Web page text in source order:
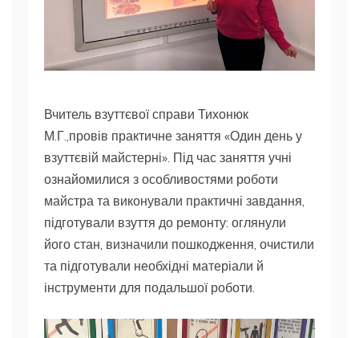
Вчитель взуттєвої справи Тихонюк
М.Г.,провів практичне заняття «Один день у
взуттєвій майстерні». Під час заняття учні
ознайомилися з особливостями роботи
майстра та виконували практичні завдання,
підготували взуття до ремонту: оглянули
його стан, визначили пошкодження, очистили
та підготували необхідні матеріали й
інструменти для подальшої роботи.